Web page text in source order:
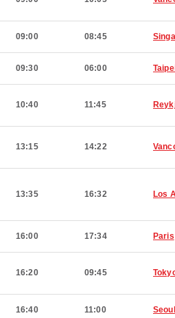
09:00 08:45
09:30 06:00
10:40 11:45
13:15 14:22
13:35 16:32 Los
16:00 17:34 Paris
16:20 09:45
16:40 11:00 Seoul